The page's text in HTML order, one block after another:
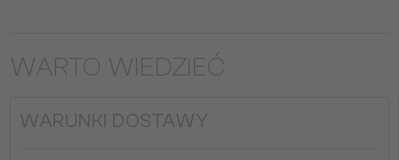
WARTO WIEDZIEĆ
WARUNKI DOSTAWY